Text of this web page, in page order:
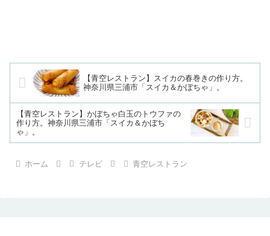
【青空レストラン】スイカの春巻きの作り方。
神奈川県三浦市「スイカ＆かぼちゃ」。
【青空レストラン】かぼちゃ白玉のトウファの
作り方。神奈川県三浦市「スイカ＆かぼち
ゃ」。
ホーム テレビ 青空レストラン